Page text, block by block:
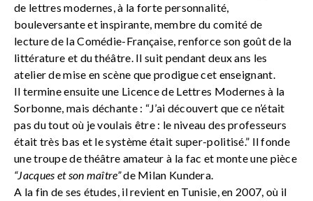
de lettres modernes, à la forte personnalité,
bouleversante et inspirante, membre du comité de
lecture de la Comédie-Française, renforce son goût de la
littérature et du théâtre. Il suit pendant deux ans les
atelier de mise en scène que prodigue cet enseignant.
Il termine ensuite une Licence de Lettres Modernes à la
Sorbonne, mais déchante : “J’ai découvert que ce n’était
pas du tout où je voulais être : le niveau des professeurs
était très bas et le système était super-politisé.” Il fonde
une troupe de théâtre amateur à la fac et monte une pièce
“Jacques et son maître”de Milan Kundera.
A la fin de ses études, il revient en Tunisie, en 2007, où il